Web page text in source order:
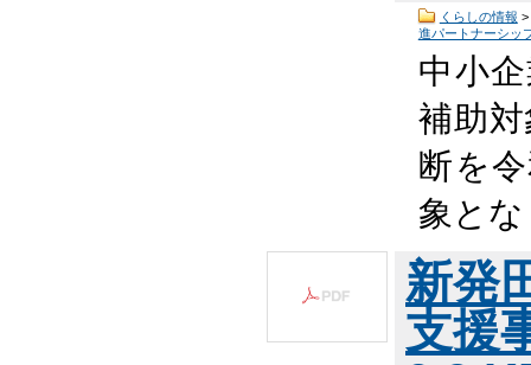
くらしの情報 >
進パートナーシッ
中小
補助
断を
象と
新発
支援